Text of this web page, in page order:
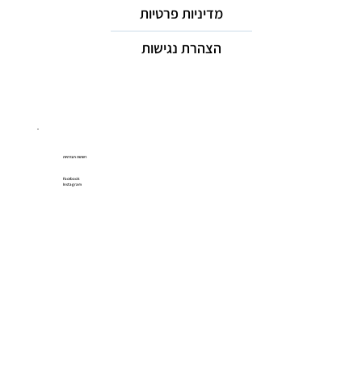
מדיניות פרטיות
הצהרת נגישות
רשתות חברתיות
Facebook
Instagram